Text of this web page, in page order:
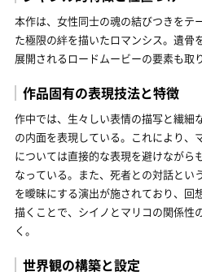
本作は、女性同士の魂の結びつきをテ
た極限の絆を描いたロマンシス。遺骨
展開されるロードムービーの要素も取
作品固有の表現技法と特徴
作中では、生々しい表情の描写と繊細
の内面を表現している。これにより、
については直接的な表現を避けながら
なっている。また、死者との対話とい
を曖昧にする演出が施されており、回
描くことで、シイノとマリコの関係性
く。
世界観の構築と設定